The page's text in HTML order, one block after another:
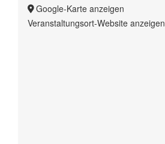
Google-Karte anzeigen
Veranstaltungsort-Website anzeigen